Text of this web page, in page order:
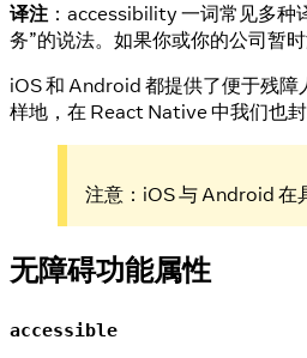
译注 ：accessibility 一词常见多
务”的说法。如果你或你的公司暂
iOS 和 Android 都提供了便于残
样地，在 React Native 中我们也
注意：iOS 与 Android 在
无障碍功能属性
accessible